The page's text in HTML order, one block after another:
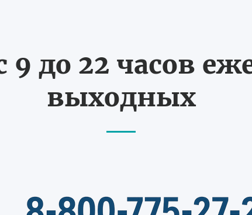
до 22 часов
выходных